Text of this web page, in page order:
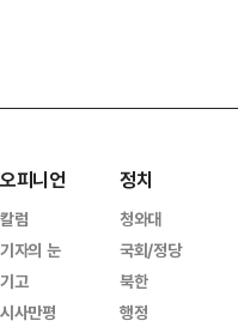
오피니언
칼럼
기자의 눈
기고
시사만평
정치
청와대
국회/정당
북한
행정